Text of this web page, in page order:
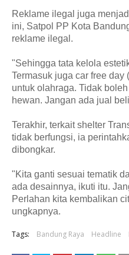
Reklame ilegal juga
ini, Satpol PP Kota
reklame ilegal.
"Sehingga tata kelola
Termasuk juga car free day
untuk olahraga. Tidak
hewan. Jangan ada jual
Terakhir, terkait shelter
tidak berfungsi, ia
dibongkar.
"Kita ganti sesuai tematik
ada desainnya, ikuti itu.
Perlahan kita kembalikan
ungkapnya.
Tags: Bandung Raya Headline